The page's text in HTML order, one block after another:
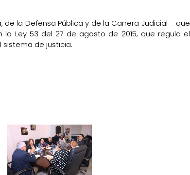
la Defensa Pública y de la Carrera Judicial —que
Ley 53 del 27 de agosto de 2015, que regula el
sistema de justicia.